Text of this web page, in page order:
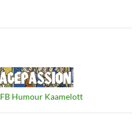
FB Humour Kaamelott